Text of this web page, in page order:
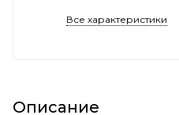
Все характеристики
Описание